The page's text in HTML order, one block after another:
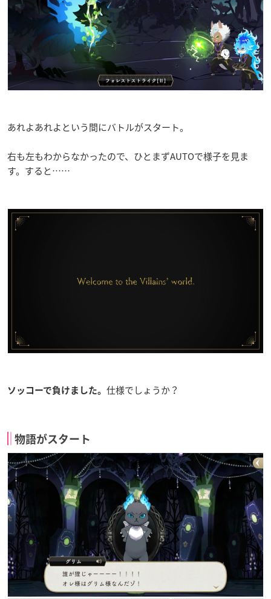
あれよあれよという間にバトルがスタート。
右も左もわからなかったので、ひとまずAUTOで様子を見ま
す。すると……
ソッコーで負けました。 仕様でしょうか？
物語がスタート